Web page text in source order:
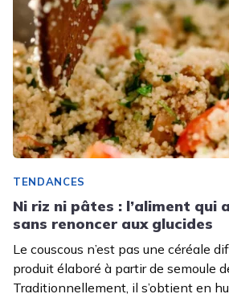
TENDANCES
Ni riz ni pâtes : l’aliment qui
sans renoncer aux glucides
Le couscous n’est pas une céréale
produit élaboré à partir de semoule
Traditionnellement, il s’obtient en